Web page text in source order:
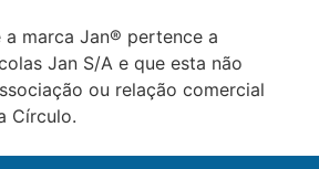
marca Jan® pertence a
Jan S/A e que esta não
ou relação comercial
Círculo.